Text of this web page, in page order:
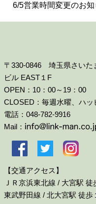
6/5営業時間変更のお
〒330-0846 埼玉県さいた
ビル EAST１F
OPEN：10：00～19：00
CLOSED：毎週水曜、ハ
電話：048-782-9916
Mail：
【交通アクセス】
ＪＲ京浜東北線 / 大宮駅 徒
東武野田線 / 北大宮駅 徒歩